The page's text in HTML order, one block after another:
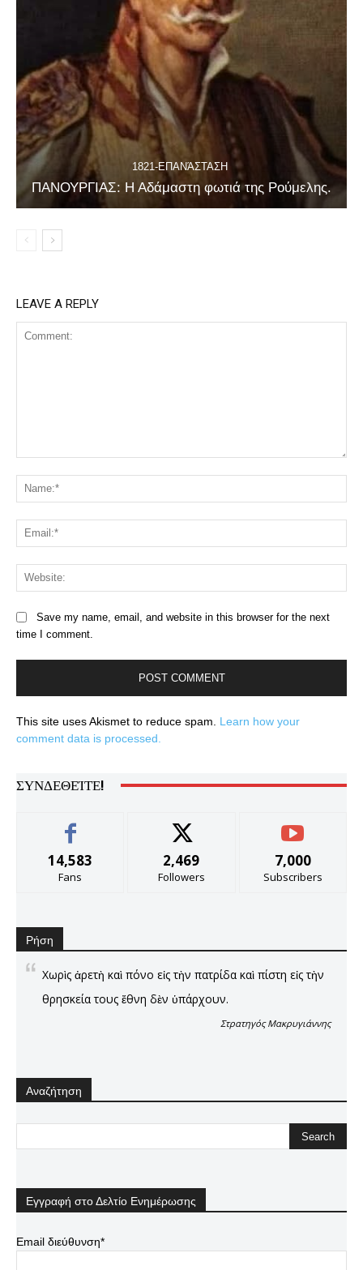
1821-ΕΠΑΝΆΣΤΑΣΗ
ΠΑΝΟΥΡΓΙΑΣ: Η Αδάμαστη φωτιά της Ρούμελης.
LEAVE A REPLY
Save my name, email, and website in this browser for the next
time I comment.
This site uses Akismet to reduce spam. Learn how your
comment data is processed.
ΣΥΝΔΕΘΕΊΤΕ!
14,583
Fans
2,469
Followers
7,000
Subscribers
Ρήση
Χωρὶς ἀρετὴ καὶ πόνο εἰς τὴν πατρίδα καὶ πίστη εἰς τὴν
θρησκεία τους ἔθνη δὲν ὑπάρχουν.
Στρατηγός Μακρυγιάννης
Αναζήτηση
Εγγραφή στο Δελτίο Ενημέρωσης
Email διεύθυνση*